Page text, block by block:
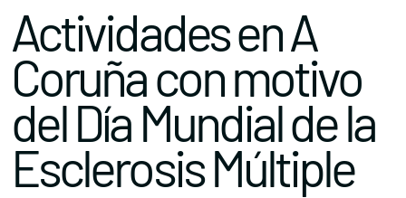
Actividades en A
Coruña con motivo
del Día Mundial de la
Esclerosis Múltiple